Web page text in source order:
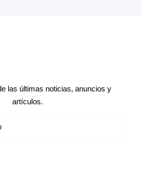
las últimas noticias, anuncios y
artículos.